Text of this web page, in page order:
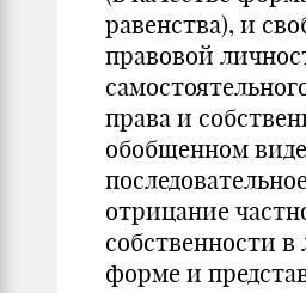
равенства), и
правовой
права и
обобщенном виде
отрицание
собственности
форме и